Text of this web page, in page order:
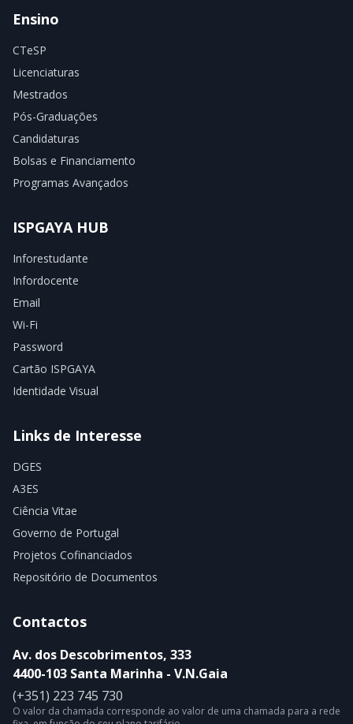
Ensino
CTeSP
Licenciaturas
Mestrados
Pós-Graduações
Candidaturas
Bolsas e Financiamento
Programas Avançados
ISPGAYA HUB
Inforestudante
Infordocente
Email
Wi-Fi
Password
Cartão ISPGAYA
Identidade Visual
Links de Interesse
DGES
A3ES
Ciência Vitae
Governo de Portugal
Projetos Cofinanciados
Repositório de Documentos
Contactos
Av. dos Descobrimentos, 333
4400-103 Santa Marinha - V.N.Gaia
(+351) 223 745 730
O valor da chamada corresponde ao valor de uma chamada para a rede